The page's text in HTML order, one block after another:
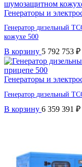
Генераторы и
Генератор дизельный
кожухе 500
В корзину 5 792 753 ₽
Генераторы и
Генератор дизельный
В корзину 6 359 391 ₽